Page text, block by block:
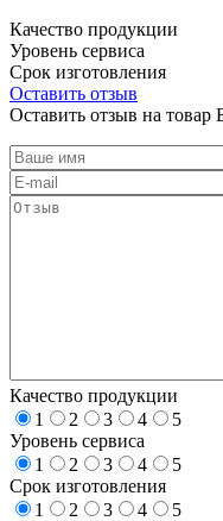
Качество продукции
Уровень сервиса
Срок изготовления
Оставить отзыв
Оставить отзыв на товар
Качество продукции
1
2 3 4
5
Уровень сервиса
1
2 3 4
5
Срок изготовления
1
2 3 4
5